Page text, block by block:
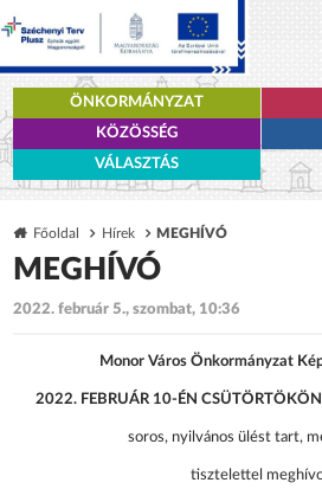
ÖNKORMÁNYZAT
KÖZÖSSÉG
VÁLASZTÁS
Főoldal Hírek MEGHÍVÓ
MEGHÍVÓ
2022. február 5., szombat, 10:36
Monor Város Önkormányzat
2022. FEBRUÁR 10-ÉN
soros, nyilvános ülést tart,
tisztelettel